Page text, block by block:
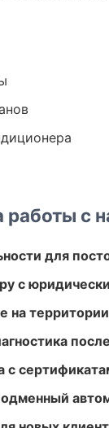
с
для
с
на